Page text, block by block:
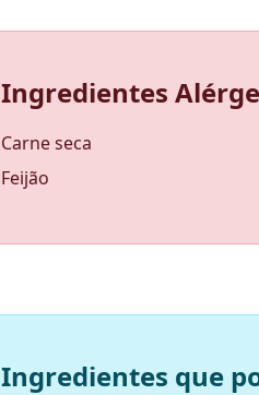
Ingredientes
Carne seca
Feijão
Ingredientes que